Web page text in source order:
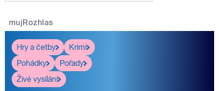
mujRozhlas
Hry a četby
Krimi
Pohádky
Pořady
Živé vysílání